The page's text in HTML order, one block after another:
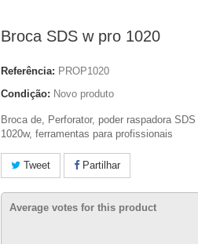
Broca SDS w pro 1020
Referência: PROP1020
Condição: Novo produto
Broca de, Perforator, poder raspadora SDS
1020w, ferramentas para profissionais
Tweet Partilhar
Average votes for this product